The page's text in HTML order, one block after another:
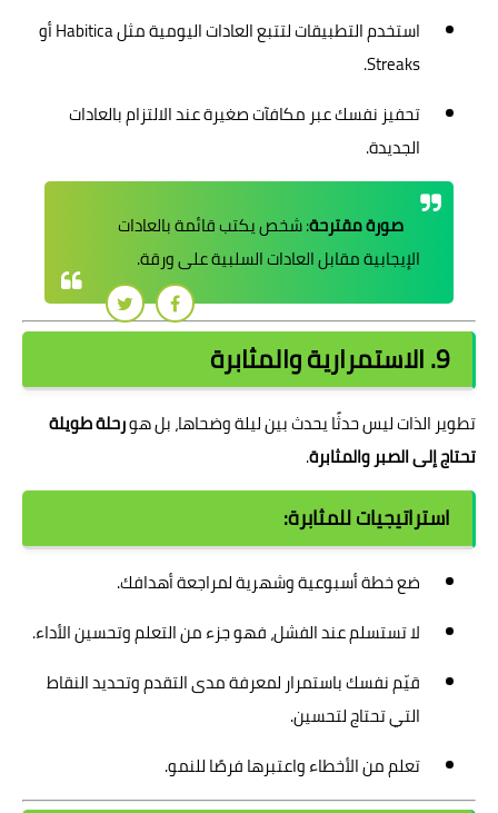
استخدم التطبيقات لتتبع العادات اليومية مثل Habitica أو
Streaks.
تحفيز نفسك عبر مكافآت صغيرة عند الالتزام بالعادات
الجديدة.
صورة مقترحة: شخص يكتب قائمة بالعادات
الإيجابية مقابل العادات السلبية على ورقة.
9. الاستمرارية والمثابرة
تطوير الذات ليس حدثًا يحدث بين ليلة وضحاها، بل هورحلة طويلة
تحتاج إلى الصبر والمثابرة.
استراتيجيات للمثابرة:
ضع خطة أسبوعية وشهرية لمراجعة أهدافك.
لا تستسلم عند الفشل، فهو جزء من التعلم وتحسين الأداء.
قيّم نفسك باستمرار لمعرفة مدى التقدم وتحديد النقاط
التي تحتاج لتحسين.
تعلم من الأخطاء واعتبرها فرصًا للنمو.